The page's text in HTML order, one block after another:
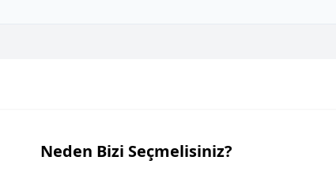
Neden Bizi Seçmelisiniz?